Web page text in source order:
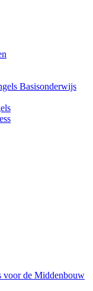
Basisonderwijs
voor de Middenbouw